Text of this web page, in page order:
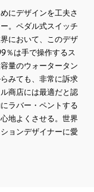
にデザインを工夫さ
。ペダル式スイッチ
において、このデザ
％は手で操作するス
量のウォータータン
みても、非常に訴求
商店には最適だと認
ラバー・ペントする
地よくさせる。世界
ョンデザイナーに愛